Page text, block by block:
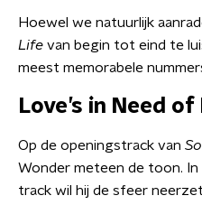
Hoewel we natuurlijk
Life van begin tot eind te
meest memorabele
Love’s in Need
Op de openingstrack van
Wonder meteen de toon.
track wil hij de sfeer